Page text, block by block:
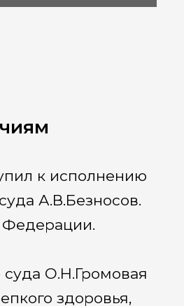
к исполнению
А.В.Безносов.
Федерации.
О.Н.Громовая
здоровья,